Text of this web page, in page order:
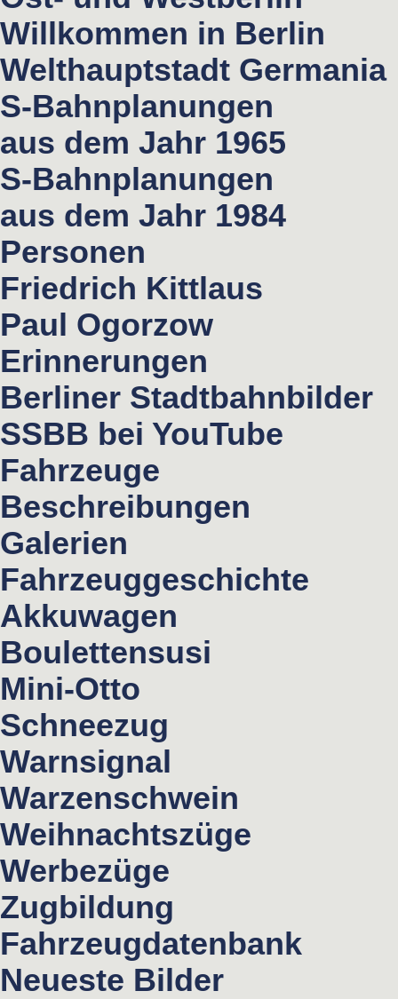
Willkommen in Berlin
Welthauptstadt Germania
S-Bahnplanungen
aus dem Jahr 1965
S-Bahnplanungen
aus dem Jahr 1984
Personen
Friedrich Kittlaus
Paul Ogorzow
Erinnerungen
Berliner Stadtbahnbilder
SSBB bei YouTube
Fahrzeuge
Beschreibungen
Galerien
Fahrzeuggeschichte
Akkuwagen
Boulettensusi
Mini-Otto
Schneezug
Warnsignal
Warzenschwein
Weihnachtszüge
Werbezüge
Zugbildung
Fahrzeugdatenbank
Neueste Bilder